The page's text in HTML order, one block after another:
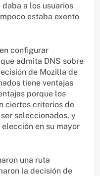
a los usuarios
estaba exento
configurar
admita DNS sobre
de Mozilla de
tiene ventajas
porque los
ciertos criterios de
seleccionados, y
en su mayor
una ruta
la decisión de